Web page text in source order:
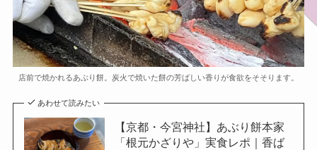
店前で焼かれるあぶり餅。炭火で焼いた餅の芳ばしい香りが食欲をそそります。
あわせて読みたい
【京都・今宮神社】あぶり餅本家
「根元かざりや」実食レポ｜香ば